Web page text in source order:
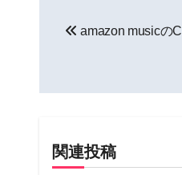
ゲ
amazon musicの
関連投稿